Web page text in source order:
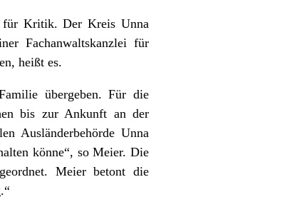
für Kritik. Der Kreis Unna
Fachanwaltskanzlei für
heißt es.
übergeben. Für die
bis zur Ankunft an der
Ausländerbehörde Unna
könne“, so Meier. Die
Meier betont die